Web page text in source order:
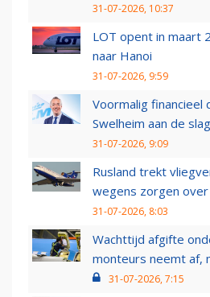
31-07-2026, 10:37
LOT opent in maart
naar Hanoi
31-07-2026, 9:59
Voormalig financieel
Swelheim aan de
31-07-2026, 9:09
Rusland trekt
wegens zorgen over
31-07-2026, 8:03
Wachttijd afgifte
monteurs neemt af,
31-07-2026, 7:15